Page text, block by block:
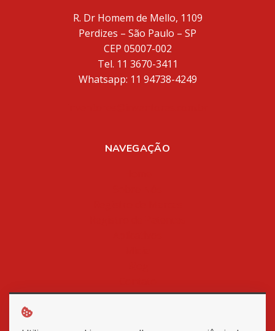
R. Dr Homem de Mello, 1109
Perdizes – São Paulo – SP
CEP 05007-002
Tel. 11 3670-3411
Whatsapp: 11 94738-4249
NAVEGAÇÃO
Política de Privacidade